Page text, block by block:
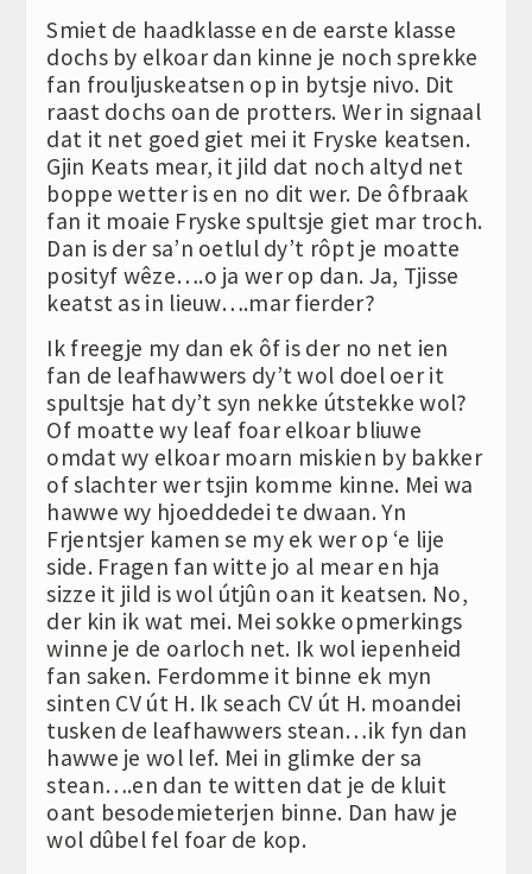
Smiet de haadklasse en de earste klasse
dochs by elkoar dan kinne je noch sprekke
fan frouljuskeatsen op in bytsje nivo. Dit
raast dochs oan de protters. Wer in signaal
dat it net goed giet mei it Fryske keatsen.
Gjin Keats mear, it jild dat noch altyd net
boppe wetter is en no dit wer. De ôfbraak
fan it moaie Fryske spultsje giet mar troch.
Dan is der sa’n oetlul dy’t rôpt je moatte
posityf wêze….o ja wer op dan. Ja, Tjisse
keatst as in lieuw….mar fierder?
Ik freegje my dan ek ôf is der no net ien
fan de leafhawwers dy’t wol doel oer it
spultsje hat dy’t syn nekke útstekke wol?
Of moatte wy leaf foar elkoar bliuwe
omdat wy elkoar moarn miskien by bakker
of slachter wer tsjin komme kinne. Mei wa
hawwe wy hjoeddedei te dwaan. Yn
Frjentsjer kamen se my ek wer op ‘e lije
side. Fragen fan witte jo al mear en hja
sizze it jild is wol útjûn oan it keatsen. No,
der kin ik wat mei. Mei sokke opmerkings
winne je de oarloch net. Ik wol iepenheid
fan saken. Ferdomme it binne ek myn
sinten CV út H. Ik seach CV út H. moandei
tusken de leafhawwers stean…ik fyn dan
hawwe je wol lef. Mei in glimke der sa
stean….en dan te witten dat je de kluit
oant besodemieterjen binne. Dan haw je
wol dûbel fel foar de kop.